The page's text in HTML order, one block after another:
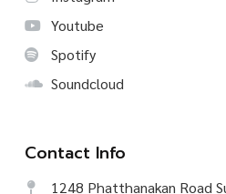
Youtube
Spotify
Soundcloud
Contact Info
1248 Phatthanakan Road